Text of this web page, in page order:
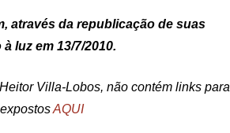
através da republicação de suas
luz em 13/7/2010.
Villa-Lobos, não contém links para
AQUI